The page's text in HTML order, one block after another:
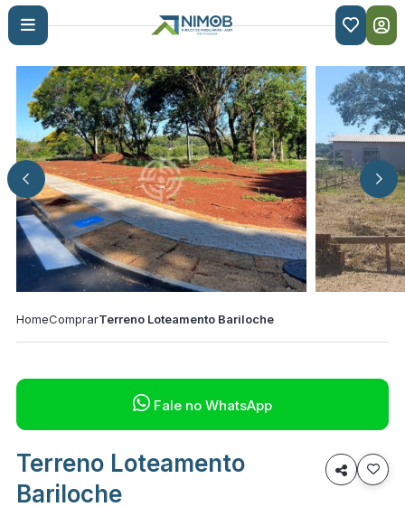

HomeComprarTerreno Loteamento Bariloche
 Fale no WhatsApp
Terreno Loteamento
Bariloche
